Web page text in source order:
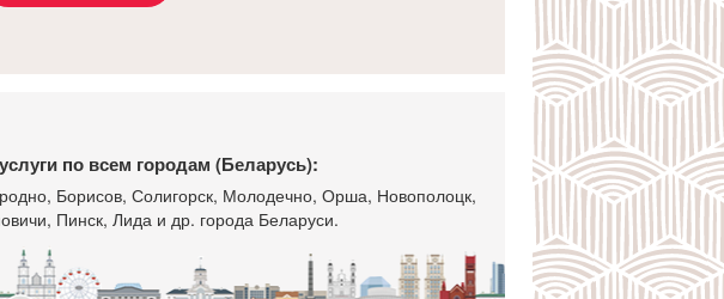
по всем городам (Беларусь):
Борисов, Солигорск, Молодечно, Орша, Новополоцк,
Пинск, Лида и др. города Беларуси.